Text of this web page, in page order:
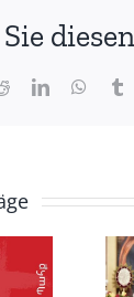
RedditLinkedIn